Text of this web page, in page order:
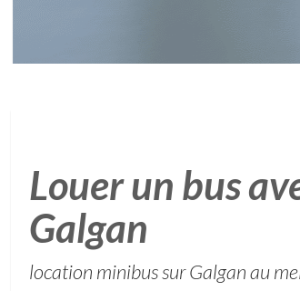
Louer un bus
Galgan
location minibus sur Galgan au